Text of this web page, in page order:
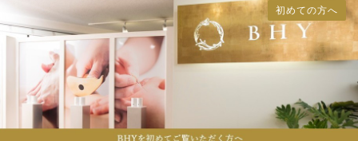
初めての方へ